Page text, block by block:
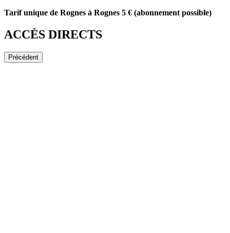
Tarif unique de Rognes à Rognes 5 € (abonnement possible)
ACCÈS DIRECTS
Précédent